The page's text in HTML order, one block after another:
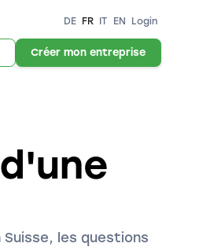
DE FR IT EN Login
Créer mon entreprise
les questions